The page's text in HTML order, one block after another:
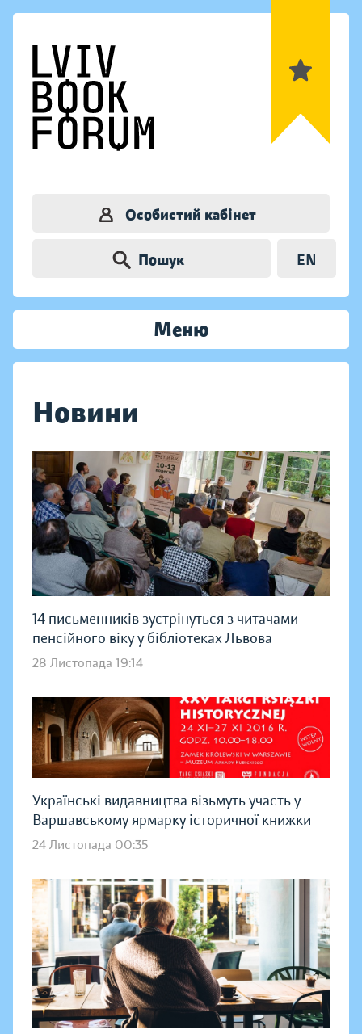
Особистий кабінет
Пошук EN
Меню
Новини
14 письменників зустрінуться з читачами
пенсійного віку у бібліотеках Львова
28 Листопада 19:14
Українські видавництва візьмуть участь у
Варшавському ярмарку історичної книжки
24 Листопада 00:35